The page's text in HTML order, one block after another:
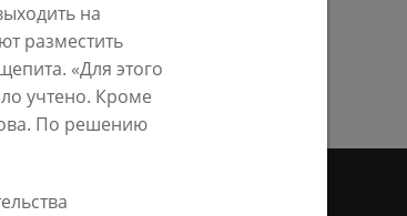
ПРЕДЫДУЩАЯ СТРАНИЦА
на
разместить
«Для этого
учтено. Кроме
По решению